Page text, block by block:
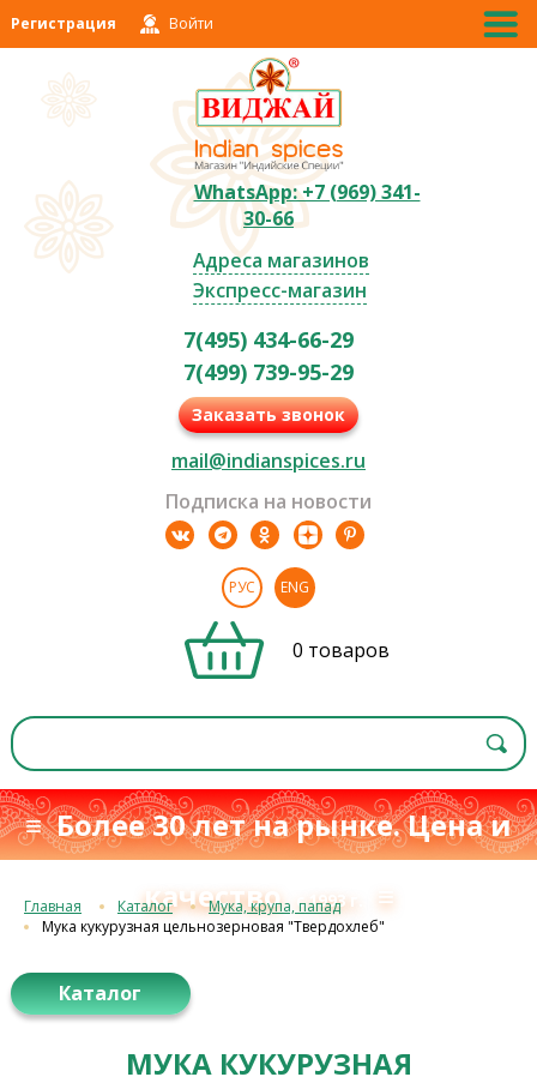
Регистрация Войти
WhatsApp: +7 (969) 341-
30-66
Адреса магазинов
Экспресс-магазин
7(495) 434-66-29
7(499) 739-95-29
Заказать звонок
mail@indianspices.ru
Подписка на новости
РУС ENG
0 товаров
≡ Более 30 лет на рынке. Цена и
качество с 1993 г. ≡
Главная Каталог
Мука, крупа, папад
Мука кукурузная цельнозерновая "Твердохлеб"
Каталог
МУКА КУКУРУЗНАЯ